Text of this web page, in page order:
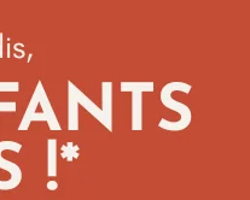
traitement de vos
au Règlement